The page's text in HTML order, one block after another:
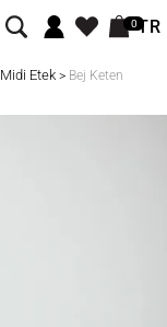
0TR
Midi Etek> Bej Keten